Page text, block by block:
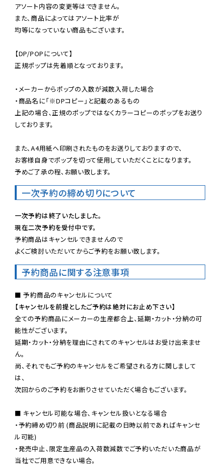
アソート内容の変更等はできません。
また、商品によってはアソート比率が
均等になっていない商品もございます。
【DP/POPについて】
正規ポップは先着順となっております。
・メーカーからポップの入数が減数入荷した場合
・商品名に「※DPコピー」と記載のあるもの
上記の場合、正規のポップではなくカラーコピーのポップをお送り
しております。
また、A4用紙へ印刷されたものをお送りしておりますので、
お客様自身でポップを切って使用していただくことになります。
予めご了承の程、お願い致します。
一次予約の締め切りについて
一次予約は終了いたしました。
現在二次予約を受付中です。
予約商品はキャンセルできませんので
よくご検討いただいてからご予約をお願い致します。
予約商品に関する注意事項
【キャンセルを前提としたご予約は絶対にお止め下さい】
全ての予約商品にメーカーの生産都合上、延期・カット・分納の可
能性がございます。
延期・カット・分納を理由にされてのキャンセルはお受け出来ませ
ん。
尚、それでもご予約のキャンセルをご希望される方に関しまして
は、
次回からのご予約をお断りさせていただく場合もございます。
■ キャンセル可能な場合、キャンセル扱いとなる場合
・予約締め切り前 (商品説明に記載の日時以前であればキャンセ
ル可能)
・発売中止、限定生産品の入荷数減数でご予約いただいた商品が
当社でご用意できない場合。